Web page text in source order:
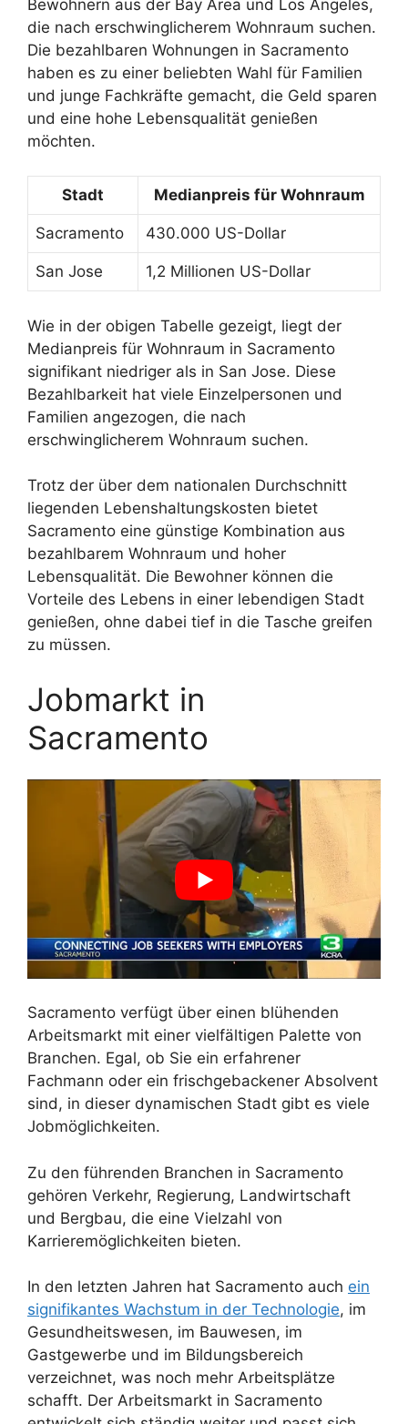
Bewohnern aus der Bay Area und Los Angeles,
die nach erschwinglicherem Wohnraum suchen.
Die bezahlbaren Wohnungen in Sacramento
haben es zu einer beliebten Wahl für Familien
und junge Fachkräfte gemacht, die Geld sparen
und eine hohe Lebensqualität genießen
möchten.
Stadt Medianpreis für Wohnraum
Sacramento 430.000 US-Dollar
San Jose 1,2 Millionen US-Dollar
Wie in der obigen Tabelle gezeigt, liegt der
Medianpreis für Wohnraum in Sacramento
signifikant niedriger als in San Jose. Diese
Bezahlbarkeit hat viele Einzelpersonen und
Familien angezogen, die nach
erschwinglicherem Wohnraum suchen.
Trotz der über dem nationalen Durchschnitt
liegenden Lebenshaltungskosten bietet
Sacramento eine günstige Kombination aus
bezahlbarem Wohnraum und hoher
Lebensqualität. Die Bewohner können die
Vorteile des Lebens in einer lebendigen Stadt
genießen, ohne dabei tief in die Tasche greifen
zu müssen.
Jobmarkt in
Sacramento
Sacramento verfügt über einen blühenden
Arbeitsmarkt mit einer vielfältigen Palette von
Branchen. Egal, ob Sie ein erfahrener
Fachmann oder ein frischgebackener Absolvent
sind, in dieser dynamischen Stadt gibt es viele
Jobmöglichkeiten.
Zu den führenden Branchen in Sacramento
gehören Verkehr, Regierung, Landwirtschaft
und Bergbau, die eine Vielzahl von
Karrieremöglichkeiten bieten.
In den letzten Jahren hat Sacramento auch ein
signifikantes Wachstum in der Technologie, im
Gesundheitswesen, im Bauwesen, im
Gastgewerbe und im Bildungsbereich
verzeichnet, was noch mehr Arbeitsplätze
schafft. Der Arbeitsmarkt in Sacramento